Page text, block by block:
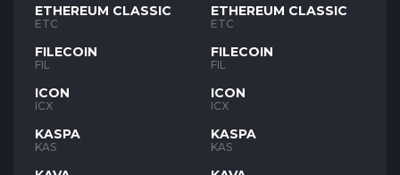
ETHEREUM CLASSIC
ETC
FILECOIN
FIL
ICON
ICX
KASPA
KAS
ETHEREUM CLASSIC
ETC
FILECOIN
FIL
ICON
ICX
KASPA
KAS